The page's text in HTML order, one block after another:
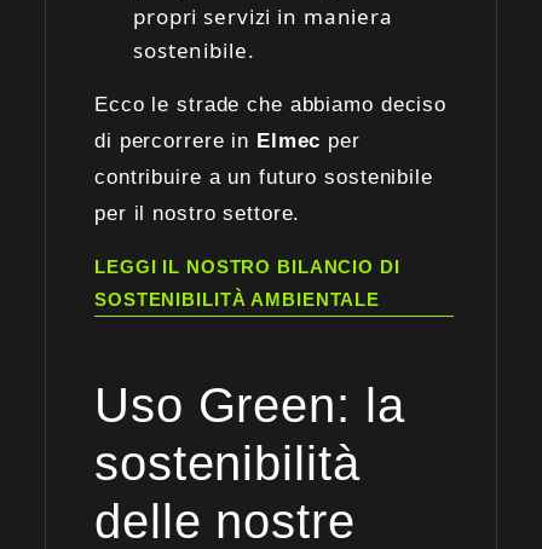
propri servizi in maniera
sostenibile.
Ecco le strade che abbiamo deciso
di percorrere in Elmec per
contribuire a un futuro sostenibile
per il nostro settore.
LEGGI IL NOSTRO BILANCIO DI
SOSTENIBILITÀ AMBIENTALE
Uso Green: la
sostenibilità
delle nostre